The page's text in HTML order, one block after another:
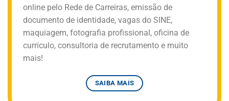
online pelo Rede de Carreiras, emissão de
documento de identidade, vagas do SINE,
maquiagem, fotografia profissional, oficina de
currículo, consultoria de recrutamento e muito
mais!
SAIBA MAIS